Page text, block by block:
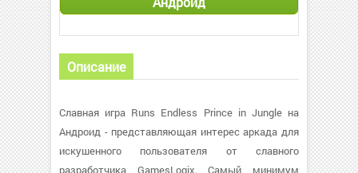
Описание
Славная игра Runs Endless Prince in Jungle на
Андроид - представляющая интерес аркада для
искушенного пользователя от славного
разработчика GamesLogix. Самый минимум